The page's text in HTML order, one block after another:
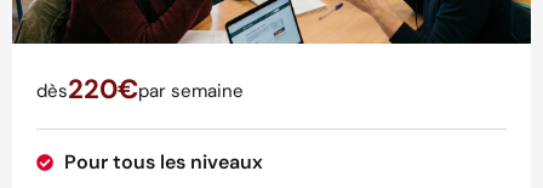
dès220€par semaine
Pour tous les niveaux